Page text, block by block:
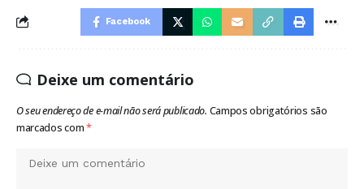
Facebook
Deixe um comentário
O seu endereço de e-mail não será publicado. Campos obrigatórios são
marcados com*